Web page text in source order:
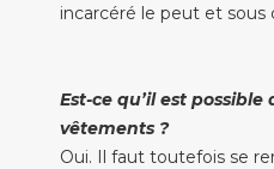
incarcéré le peut et sous
Est-ce qu’il est
vêtements ?
Oui. Il faut toutefois se